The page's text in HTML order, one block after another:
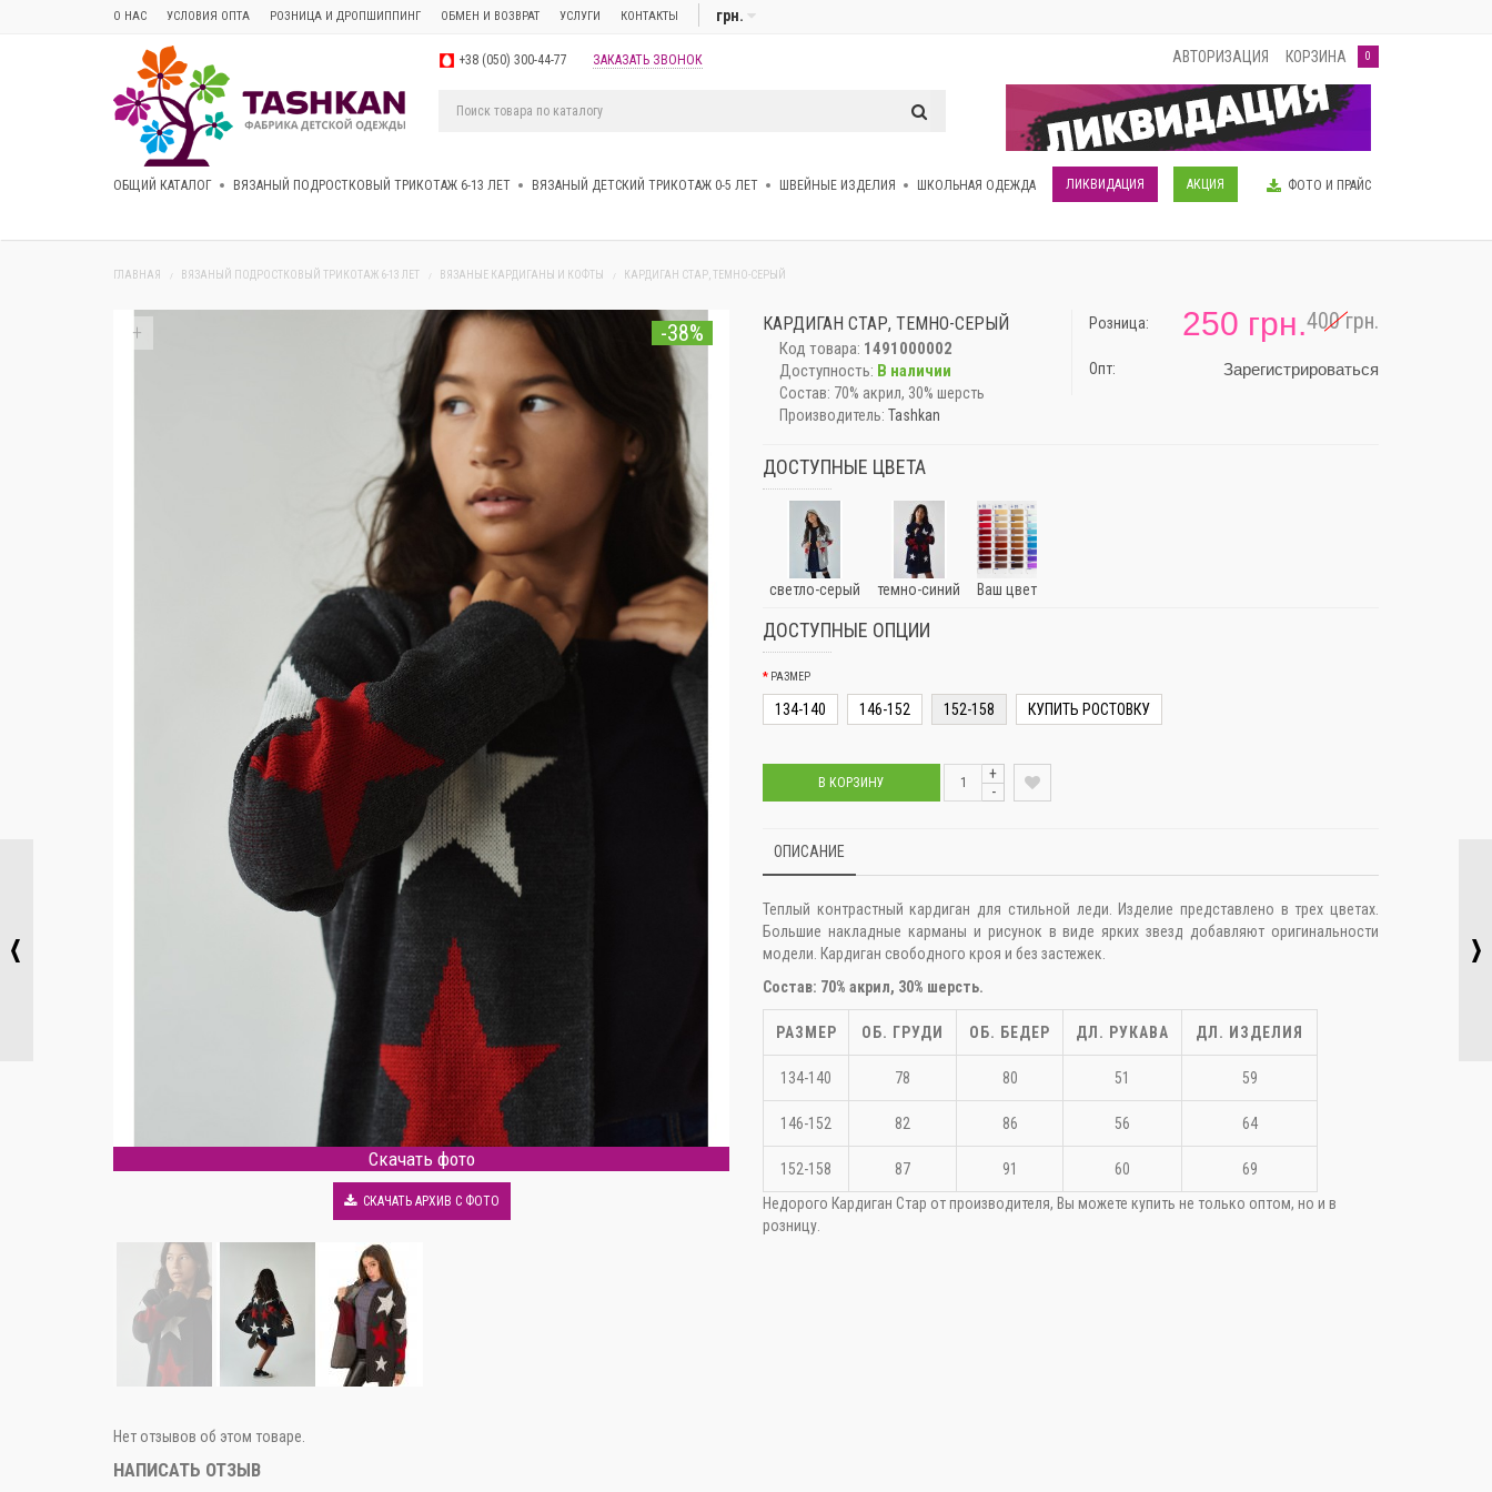
О НАС УСЛОВИЯ ОПТА РОЗНИЦА И ДРОПШИППИНГ ОБМЕН И ВОЗВРАТ УСЛУГИ КОНТАКТЫ грн.
+38 (050) 300-44-77 ЗАКАЗАТЬ ЗВОНОК АВТОРИЗАЦИЯ КОРЗИНА 0
ОБЩИЙ КАТАЛОГ ВЯЗАНЫЙ ПОДРОСТКОВЫЙ ТРИКОТАЖ 6-13 ЛЕТ ВЯЗАНЫЙ ДЕТСКИЙ ТРИКОТАЖ 0-5 ЛЕТ ШВЕЙНЫЕ ИЗДЕЛИЯ ШКОЛЬНАЯ ОДЕЖДА ЛИКВИДАЦИЯ АКЦИЯ ФОТО И ПРАЙС
ГЛАВНАЯ ВЯЗАНЫЙ ПОДРОСТКОВЫЙ ТРИКОТАЖ 6-13 ЛЕТ ВЯЗАНЫЕ КАРДИГАНЫ И КОФТЫ КАРДИГАН СТАР, ТЕМНО-СЕРЫЙ
+ -38%
Скачать фото
-38%
Скачать фото
СКАЧАТЬ АРХИВ С ФОТО
КАРДИГАН СТАР, ТЕМНО-СЕРЫЙ
Код товара: 1491000002
Доступность: В наличии
Состав: 70% акрил, 30% шерсть
Производитель: Tashkan
400 грн.
Розница: 250 грн.
Опт: Зарегистрироваться
ДОСТУПНЫЕ ЦВЕТА
светло-серый темно-синий Ваш цвет
ДОСТУПНЫЕ ОПЦИИ
РАЗМЕР
134-140 146-152 152-158 КУПИТЬ РОСТОВКУ
В КОРЗИНУ
+
-
ОПИСАНИЕ
Теплый контрастный кардиган для стильной леди. Изделие представлено в трех цветах.
Большие накладные карманы и рисунок в виде ярких звезд добавляют оригинальности
модели. Кардиган свободного кроя и без застежек.
Состав: 70% акрил, 30% шерсть.
134-140 78 80 51 59
146-152 82 86 56 64
152-158 87 91 60 69
РАЗМЕР ОБ. ГРУДИ ОБ. БЕДЕР ДЛ. РУКАВА ДЛ. ИЗДЕЛИЯ
Недорого Кардиган Стар от производителя, Вы можете купить не только оптом, но и в
розницу.
Нет отзывов об этом товаре.
НАПИСАТЬ ОТЗЫВ